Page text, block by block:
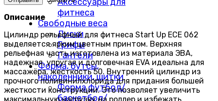
фитнеса
Свободные веса
Диски
Грифы
Гантели
Форма, бутсы,
наколенники, щитки
Форма футбол/
баскетбол/
Описание
Цилиндр рельефный для фитнеса Start Up ЕСЕ 062
выделяется ярким цветным принтом. Верхняя
рельефная часть изготовлена из материала ЭВА,
надежная, упругая и долговечная EVA идеальна для
массажёра, жесткость 50. Внутренний цилиндр из
прочного поливинилхлорида для придания большей
жесткости конструкции. Это позволяет увеличить
максимальную нагрузку на роллер и избежать